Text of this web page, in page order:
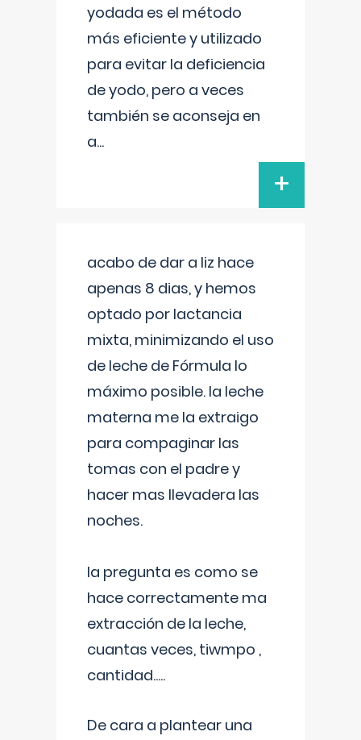
yodada es el método
más eficiente y utilizado
para evitar la deficiencia
de yodo, pero a veces
también se aconseja en
a...
+
acabo de dar a liz hace
apenas 8 dias, y hemos
optado por lactancia
mixta, minimizando el uso
de leche de Fórmula lo
máximo posible. la leche
materna me la extraigo
para compaginar las
tomas con el padre y
hacer mas llevadera las
noches.
la pregunta es como se
hace correctamente ma
extracción de la leche,
cuantas veces, tiwmpo ,
cantidad.....
De cara a plantear una